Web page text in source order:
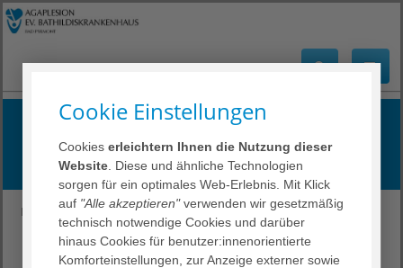
Exzellente Versorgung
Mit Liebe zum Leben
EBK Bad Pyrmont
Leistungsspektrum
Medizinisches Versorgungszentrum
Praxis für Allgemeinchirurgie
Cookie Einstellungen
Cookieserleichtern Ihnen die Nutzung dieser
Website . Diese und ähnliche Technologien
sorgen für ein optimales Web-Erlebnis. Mit Klick
auf "Alle akzeptieren"verwenden wir gesetzmäßig
technisch notwendige Cookies und darüber
hinaus Cookies für benutzer:innenorientierte
Komforteinstellungen, zur Anzeige externer sowie